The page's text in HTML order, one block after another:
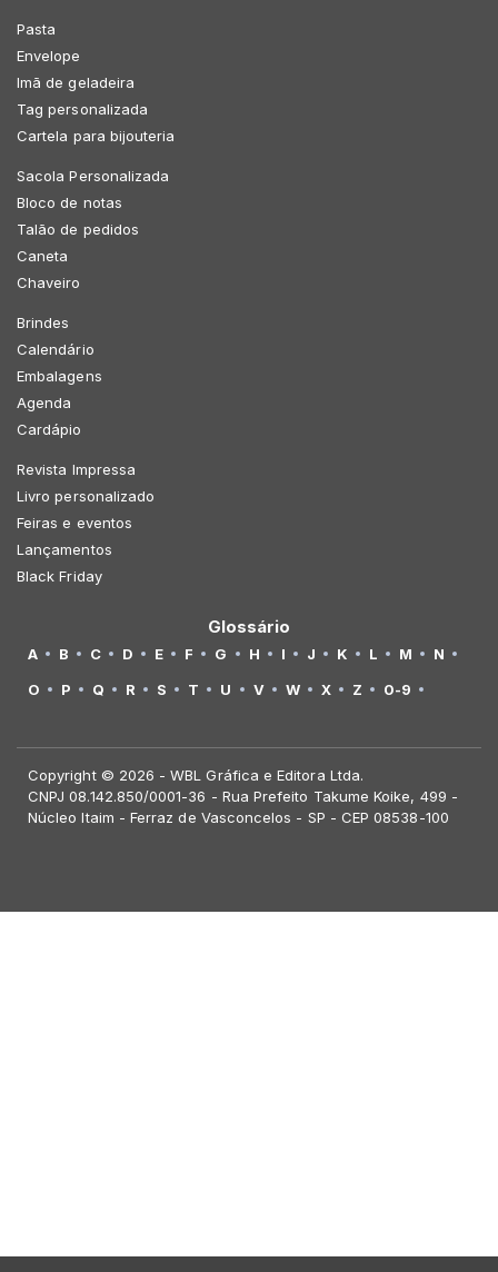
Pasta
Envelope
Imã de geladeira
Tag personalizada
Cartela para bijouteria
Sacola Personalizada
Bloco de notas
Talão de pedidos
Caneta
Chaveiro
Brindes
Calendário
Embalagens
Agenda
Cardápio
Revista Impressa
Livro personalizado
Feiras e eventos
Lançamentos
Black Friday
Glossário
A B C D E F G H I J K L M
N
O
P Q R S T U V W X Z 0-9
Copyright © 2026 - WBL Gráfica e Editora Ltda.
CNPJ 08.142.850/0001-36 - Rua Prefeito Takume Koike, 499 -
Núcleo Itaim - Ferraz de Vasconcelos - SP - CEP 08538-100